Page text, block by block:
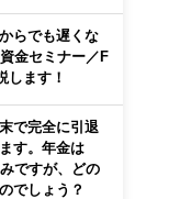
らでも遅くな
金セミナー／F
します！
で完全に引退
す。年金は
ですが、どの
でしょう？